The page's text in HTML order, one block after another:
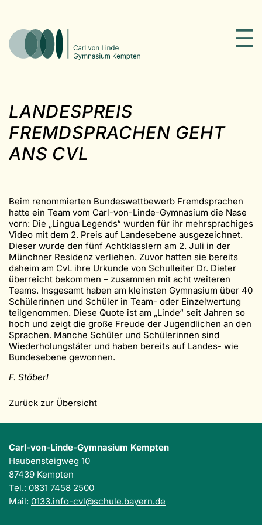
LANDESPREIS
FREMDSPRACHEN GEHT
ANS CVL
Beim renommierten Bundeswettbewerb Fremdsprachen
hatte ein Team vom Carl-von-Linde-Gymnasium die Nase
vorn: Die „Lingua Legends“ wurden für ihr mehrsprachiges
Video mit dem 2. Preis auf Landesebene ausgezeichnet.
Dieser wurde den fünf Achtklässlern am 2. Juli in der
Münchner Residenz verliehen. Zuvor hatten sie bereits
daheim am CvL ihre Urkunde von Schulleiter Dr. Dieter
überreicht bekommen – zusammen mit acht weiteren
Teams. Insgesamt haben am kleinsten Gymnasium über 40
Schülerinnen und Schüler in Team- oder Einzelwertung
teilgenommen. Diese Quote ist am „Linde“ seit Jahren so
hoch und zeigt die große Freude der Jugendlichen an den
Sprachen. Manche Schüler und Schülerinnen sind
Wiederholungstäter und haben bereits auf Landes- wie
Bundesebene gewonnen.
F. Stöberl
Zurück zur Übersicht
Carl-von-Linde-Gymnasium Kempten
Haubensteigweg 10
87439 Kempten
Tel.: 0831 7458 2500
Mail: 0133.info-cvl@schule.bayern.de